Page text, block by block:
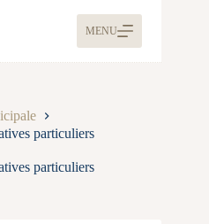
MENU
particuliers
particuliers